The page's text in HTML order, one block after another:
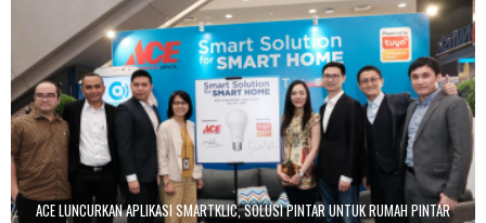
ACE LUNCURKAN APLIKASI SMARTKLIC, SOLUSI PINTAR UNTUK RUMAH PINTAR